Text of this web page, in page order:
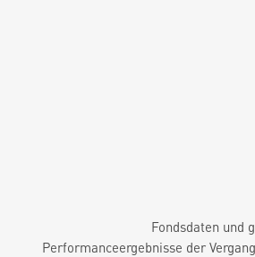
Fondsdaten und
Performanceergebnisse der